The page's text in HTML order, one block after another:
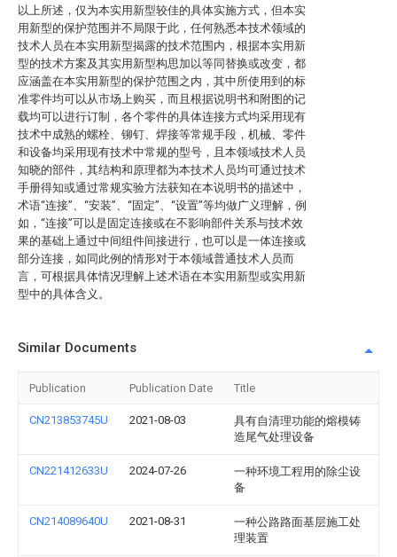
以上所述，仅为本实用新型较佳的具体实施方式，但本实
用新型的保护范围并不局限于此，任何熟悉本技术领域的
技术人员在本实用新型揭露的技术范围内，根据本实用新
型的技术方案及其实用新型构思加以等同替换或改变，都
应涵盖在本实用新型的保护范围之内，其中所使用到的标
准零件均可以从市场上购买，而且根据说明书和附图的记
载均可以进行订制，各个零件的具体连接方式均采用现有
技术中成熟的螺栓、铆钉、焊接等常规手段，机械、零件
和设备均采用现有技术中常规的型号，且本领域技术人员
知晓的部件，其结构和原理都为本技术人员均可通过技术
手册得知或通过常规实验方法获知在本说明书的描述中，
术语“连接”、“安装”、“固定”、“设置”等均做广义理解，例
如，“连接”可以是固定连接或在不影响部件关系与技术效
果的基础上通过中间组件间接进行，也可以是一体连接或
部分连接，如同此例的情形对于本领域普通技术人员而
言，可根据具体情况理解上述术语在本实用新型或实用新
型中的具体含义。
Similar Documents
Publication Publication Date Title
CN213853745U 2021-08-03
具有自清理功能的熔模铸
造尾气处理设备
CN221412633U 2024-07-26
一种环境工程用的除尘设
备
CN214089640U 2021-08-31
一种公路路面基层施工处
理装置